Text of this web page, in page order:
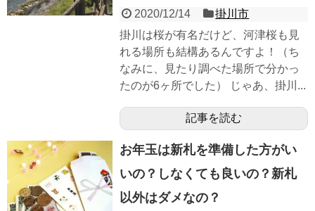
2020/12/14
掛川市
掛川は桜が有名だけど、河津桜も見
れる場所も結構あるんですよ！（ち
なみに、見たり調べた場所で分かっ
たのが6ヶ所でした） じゃあ、掛川...
記事を読む
お年玉は新札を準備した方がい
いの？しなくても良いの？新札
以外はダメなの？